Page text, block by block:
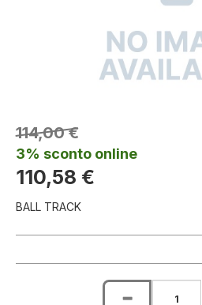
114,00 €
3% sconto online
110,58 €
BALL TRACK